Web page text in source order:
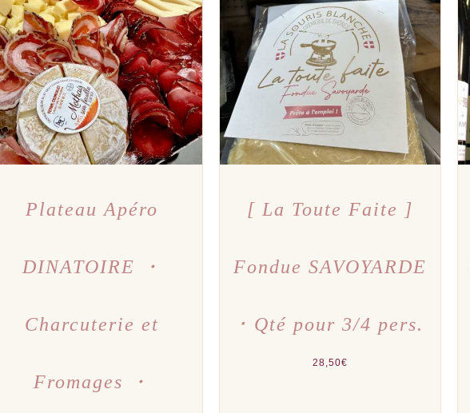
AJOUTER AU PANIER / APERÇU
Plateau Apéro
DINATOIRE ・
Charcuterie et
Fromages ・
AJOUTER AU PANIER APERÇU
[ La Toute Faite ]
Fondue SAVOYARDE
･ Qté pour 3/4 pers.
28,50€